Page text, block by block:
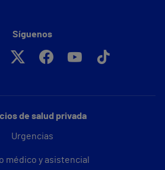
de salud privada
Urgencias
médico y asistencial
Síguenos